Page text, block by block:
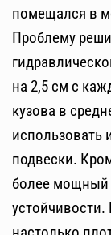
помещался в
Проблему
на 2,5 см с
кузова в
использовать
подвески.
более мощный